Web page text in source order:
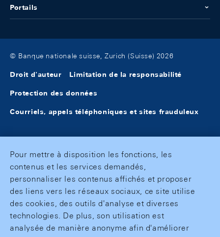
Portails
© Banque nationale suisse, Zurich (Suisse) 2026
Droit d'auteur Limitation de la responsabilité
Protection des données
Courriels, appels téléphoniques et sites frauduleux
Pour mettre à disposition les fonctions, les
contenus et les services demandés,
personnaliser les contenus affichés et proposer
des liens vers les réseaux sociaux, ce site utilise
des cookies, des outils d'analyse et diverses
technologies. De plus, son utilisation est
analysée de manière anonyme afin d'améliorer